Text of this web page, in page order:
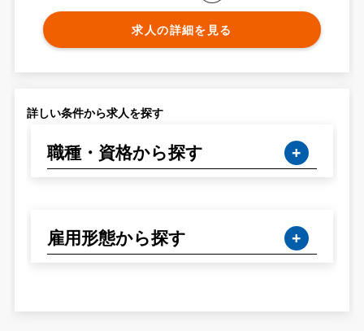
求人の詳細を見る
詳しい条件から求人を探す
職種・資格から探す
雇用形態から探す